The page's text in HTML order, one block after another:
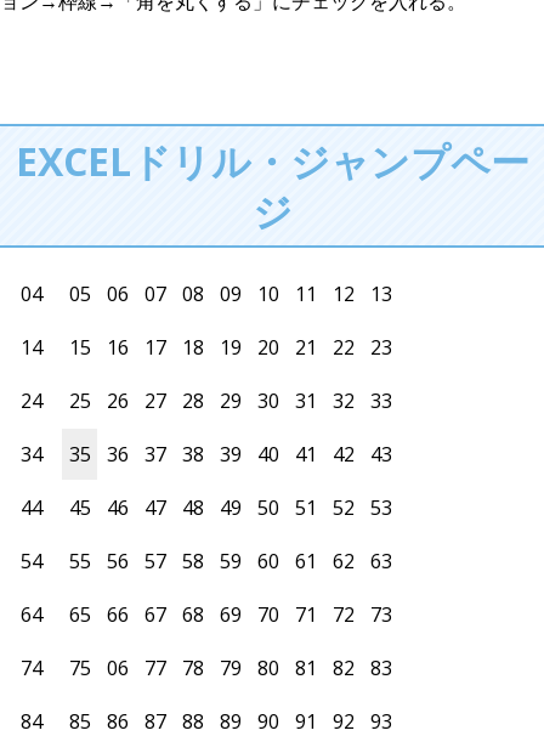
EXCELドリル・ジャンプペー
ジ
04 05 06 07 08 09 10 11 12
13
14
15 16 17 18 19 20 21 22
23
24
25 26 27 28 29 30 31 32
33
34
35 36 37 38 39 40 41 42
43
44
45 46 47 48 49 50 51 52
53
54
55 56 57 58 59 60 61 62
63
64
65 66 67 68 69 70 71 72
73
74
75 06 77 78 79 80 81 82
83
84
85 86 87 88 89 90 91 92 93